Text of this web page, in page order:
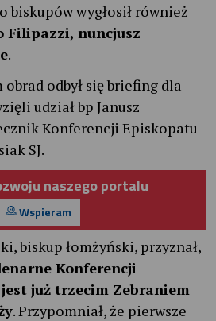
biskupów wygłosił również
Filipazzi, nuncjusz
.
odbył się briefing dla
udział bp Janusz
Konferencji Episkopatu
SJ.
naszego portalu
Wspieram
biskup łomżyński, przyznał,
Konferencji
już trzecim Zebraniem
. Przypomniał, że pierwsze